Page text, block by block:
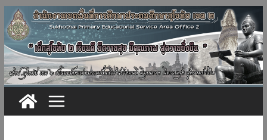
Skip
to
content